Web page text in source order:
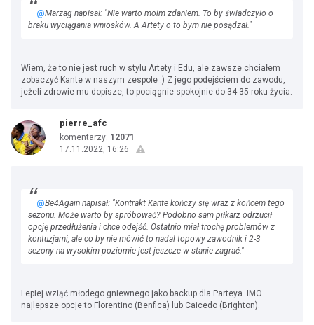
@Marzag napisał: "Nie warto moim zdaniem. To by świadczyło o
braku wyciągania wniosków. A Artety o to bym nie posądzał."
Wiem, że to nie jest ruch w stylu Artety i Edu, ale zawsze chciałem
zobaczyć Kante w naszym zespole :) Z jego podejściem do zawodu,
jeżeli zdrowie mu dopisze, to pociągnie spokojnie do 34-35 roku życia.
pierre_afc
komentarzy: 12071
17.11.2022, 16:26
@Be4Again napisał: "Kontrakt Kante kończy się wraz z końcem tego
sezonu. Może warto by spróbować? Podobno sam piłkarz odrzucił
opcję przedłużenia i chce odejść. Ostatnio miał trochę problemów z
kontuzjami, ale co by nie mówić to nadal topowy zawodnik i 2-3
sezony na wysokim poziomie jest jeszcze w stanie zagrać."
Lepiej wziąć młodego gniewnego jako backup dla Parteya. IMO
najlepsze opcje to Florentino (Benfica) lub Caicedo (Brighton).